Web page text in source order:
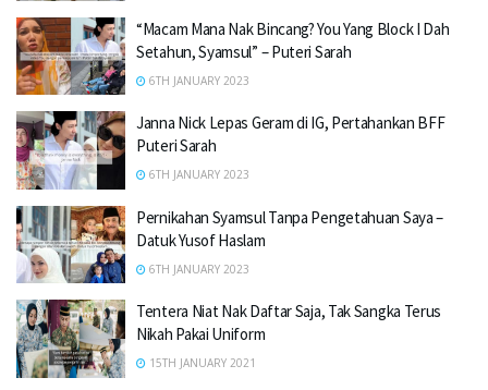
“Macam Mana Nak Bincang? You Yang Block I Dah
Setahun, Syamsul” – Puteri Sarah
6TH JANUARY 2023
Janna Nick Lepas Geram di IG, Pertahankan BFF
Puteri Sarah
6TH JANUARY 2023
Pernikahan Syamsul Tanpa Pengetahuan Saya –
Datuk Yusof Haslam
6TH JANUARY 2023
Tentera Niat Nak Daftar Saja, Tak Sangka Terus
Nikah Pakai Uniform
15TH JANUARY 2021